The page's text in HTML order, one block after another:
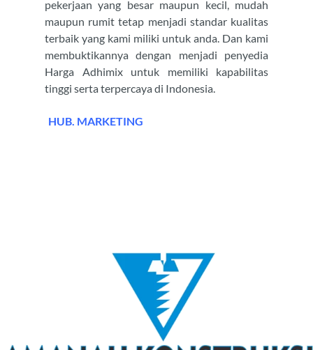
pekerjaan yang besar maupun kecil, mudah
maupun rumit tetap menjadi standar kualitas
terbaik yang kami miliki untuk anda. Dan kami
membuktikannya dengan menjadi penyedia
Harga Adhimix untuk memiliki kapabilitas
tinggi serta terpercaya di Indonesia.
HUB. MARKETING